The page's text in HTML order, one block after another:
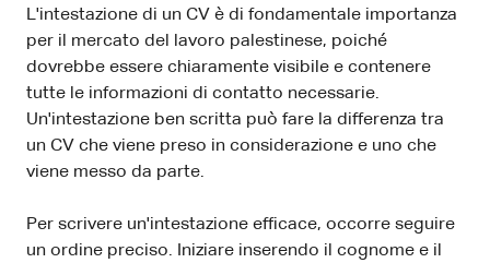
L'intestazione di un CV è di fondamentale importanza
per il mercato del lavoro palestinese, poiché
dovrebbe essere chiaramente visibile e contenere
tutte le informazioni di contatto necessarie.
Un'intestazione ben scritta può fare la differenza tra
un CV che viene preso in considerazione e uno che
viene messo da parte.
Per scrivere un'intestazione efficace, occorre seguire
un ordine preciso. Iniziare inserendo il cognome e il